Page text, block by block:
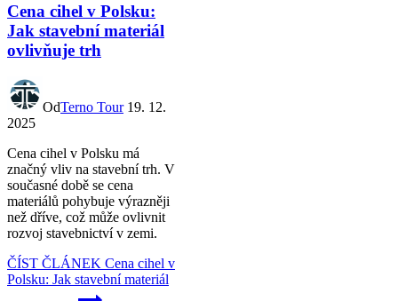
Cena cihel v Polsku:
Jak stavební materiál
ovlivňuje trh
OdTerno Tour 19. 12.
2025
Cena cihel v Polsku má
značný vliv na stavební trh. V
současné době se cena
materiálů pohybuje výrazněji
než dříve, což může ovlivnit
rozvoj stavebnictví v zemi.
ČÍST ČLÁNEK Cena cihel v
Polsku: Jak stavební materiál